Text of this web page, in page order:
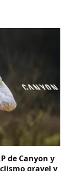
de Canyon y
gravel y